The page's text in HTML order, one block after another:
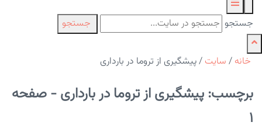
جستجو جستجو
خانه / سایت /پیشگیری از تروما در بارداری
برچسب: پیشگیری از تروما در بارداری - صفحه
1